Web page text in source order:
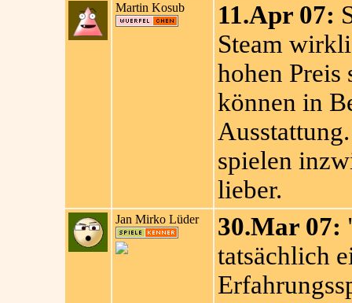
Martin Kosub 11.Apr 07:
Steam
hohen Preis
können in
spielen
lieber.
Jan Mirko Lüder 30.Mar 07:
tatsächlich